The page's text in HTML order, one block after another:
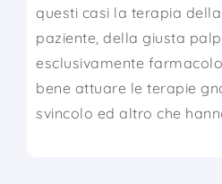
questi casi la terapia
paziente, della giusta
esclusivamente
bene attuare le terapie
svincolo ed altro che